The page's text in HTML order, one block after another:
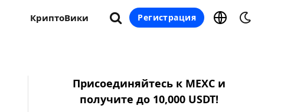
КриптоВики Регистрация
Присоединяйтесь к MEXC и
получите до 10,000 USDT!